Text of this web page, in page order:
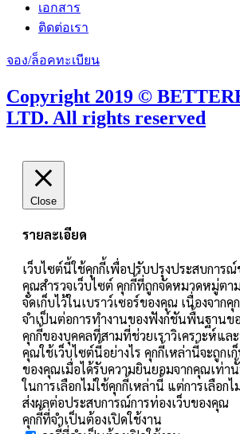
เอกสาร
ติดต่อเรา
จอง/ล็อคทะเบียน
Copyright 2019 ©
LTD. All rights reserved
Close
รายละเอียด
เว็บไซต์นี้ใช้คุกกี้เพื่อปรับปรุงประสบการ
คุณสำรวจเว็บไซต์ คุกกี้ที่ถูกจัดหมวดหมู่ตา
จัดเก็บไว้ในเบราว์เซอร์ของคุณ เนื่องจาก
จำเป็นต่อการทำงานของฟังก์ชันพื้นฐานขอ
คุกกี้ของบุคคลที่สามที่ช่วยเราวิเคราะห์แล
คุณใช้เว็บไซต์นี้อย่างไร คุกกี้เหล่านี้จะถูกเก็
ของคุณเมื่อได้รับความยินยอมจากคุณเท่า
ในการเลือกไม่ใช้คุกกี้เหล่านี้ แต่การเลือกไ
ส่งผลต่อประสบการณ์การท่องเว็บของคุณ
คุกกี้ที่จำเป็นต้องเปิดใช้งาน